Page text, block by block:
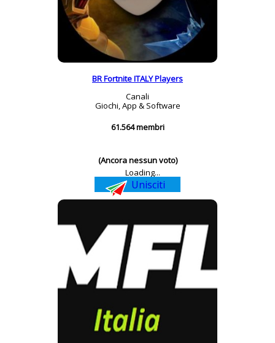
BR Fortnite ITALY Players
Canali
Giochi, App & Software
61.564 membri
(Ancora nessun voto)
Loading...
Unisciti